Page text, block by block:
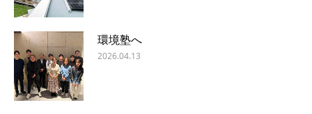
環境塾へ
2026.04.13